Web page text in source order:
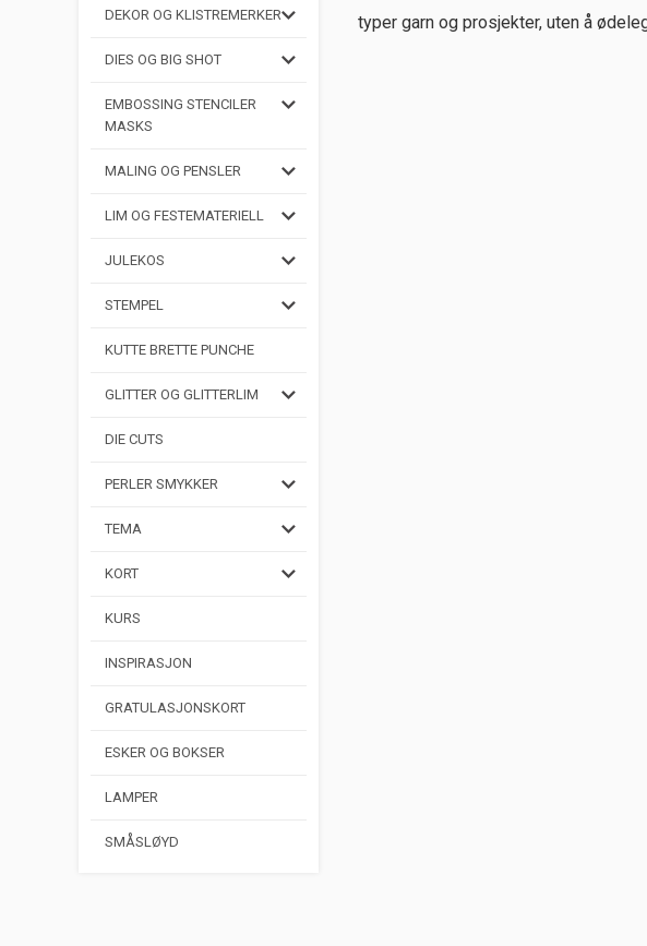
DEKOR OG KLISTREMERKER
DIES OG BIG SHOT
EMBOSSING STENCILER
MASKS
MALING OG PENSLER
LIM OG FESTEMATERIELL
JULEKOS
STEMPEL
KUTTE BRETTE PUNCHE
GLITTER OG GLITTERLIM
DIE CUTS
PERLER SMYKKER
TEMA
KORT
KURS
INSPIRASJON
GRATULASJONSKORT
ESKER OG BOKSER
LAMPER
SMÅSLØYD
typer garn og prosjekter, uten å